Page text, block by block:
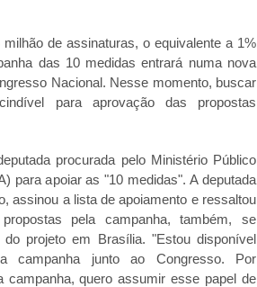
de assinaturas, o equivalente a 1%
das 10 medidas entrará numa nova
Nacional. Nesse momento, buscar
para aprovação das propostas
procurada pelo Ministério Público
para apoiar as "10 medidas". A deputada
assinou a lista de apoiamento e ressaltou
pela campanha, também, se
projeto em Brasília. "Estou disponível
campanha junto ao Congresso. Por
campanha, quero assumir esse papel de